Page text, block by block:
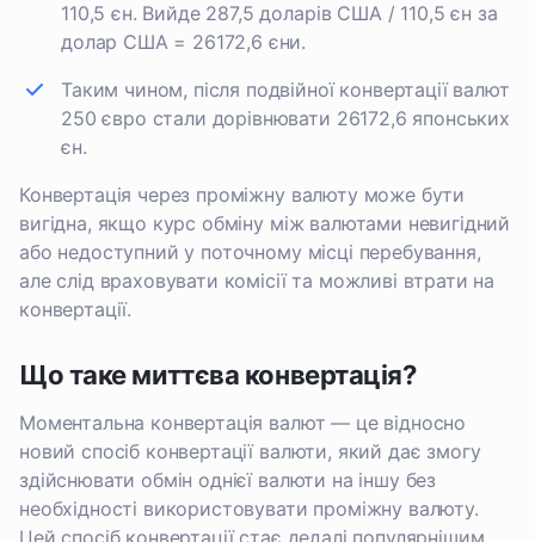
110,5 єн. Вийде 287,5 доларів США / 110,5 єн за
долар США = 26172,6 єни.
Таким чином, після подвійної конвертації валют
250 євро стали дорівнювати 26172,6 японських
єн.
Конвертація через проміжну валюту може бути
вигідна, якщо курс обміну між валютами невигідний
або недоступний у поточному місці перебування,
але слід враховувати комісії та можливі втрати на
конвертації.
Що таке миттєва конвертація?
Моментальна конвертація валют — це відносно
новий спосіб конвертації валюти, який дає змогу
здійснювати обмін однієї валюти на іншу без
необхідності використовувати проміжну валюту.
Цей спосіб конвертації стає дедалі популярнішим